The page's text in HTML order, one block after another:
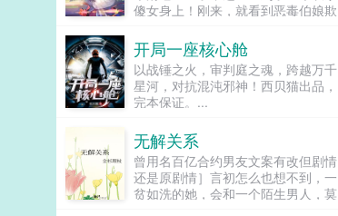
A靠靠靠！早说是大佬的局中局中局
声了！！第二本读者B狗塑适可而
止，就算你重复强调五百次他是可爱
狗狗，但我只看到了一只舔狗，还是
不会汪汪叫的那种。还是读者B起猛
里能领养，阿祖！我也要养阿祖！！
第三本读者C作者生活这么不如意，
一定要搞这么五毒俱全的角色？写不
出来东西找个班上吧。还是读者
CMD，祖神，我可真该死啊！第四
傻女身上！刚来，就看到恶毒伯娘欺
了。刚解决了，就遇...
开局一座核心舱
以战锤之火，审判庭之魂，跨越万千
星河，对抗混沌邪神！西贝猫出品，
完本保证。...
无解关系
曾用名百亿合约男友文案有改但剧情
还是原剧情］言初怎么也想不到，一
贫如洗的她，会和一个陌生男人，莫